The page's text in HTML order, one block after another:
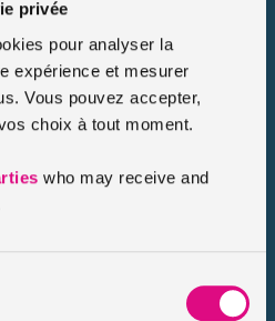
privée
pour analyser la
expérience et mesurer
Vous pouvez accepter,
choix à tout moment.
who may receive and
avant un
? Vous avez du pain
on vous explique toutes